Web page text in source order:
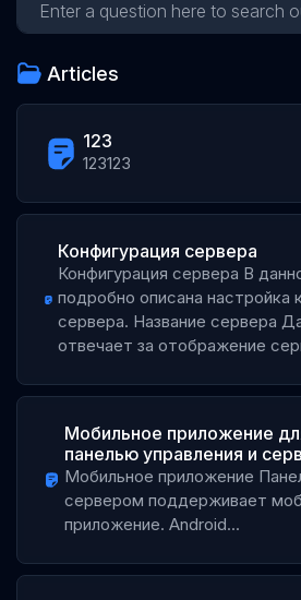
Articles
123
123123
Конфигурация сервера
Конфигурация сервера В
подробно описана настройка
сервера. Название сервера
отвечает за отображение
Мобильное приложение
панелью управления и
Мобильное приложение
сервером поддерживает
приложение. Android...